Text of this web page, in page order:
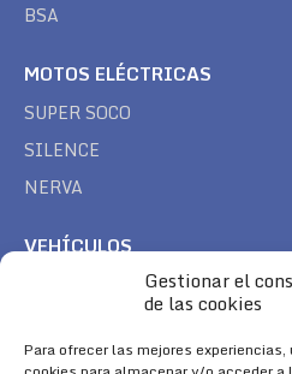
Gestionar el
de las cookies
Para ofrecer las mejores
BSA
MOTOS ELÉCTRICAS
SUPER SOCO
SILENCE
NERVA
VEHÍCULOS
TREK